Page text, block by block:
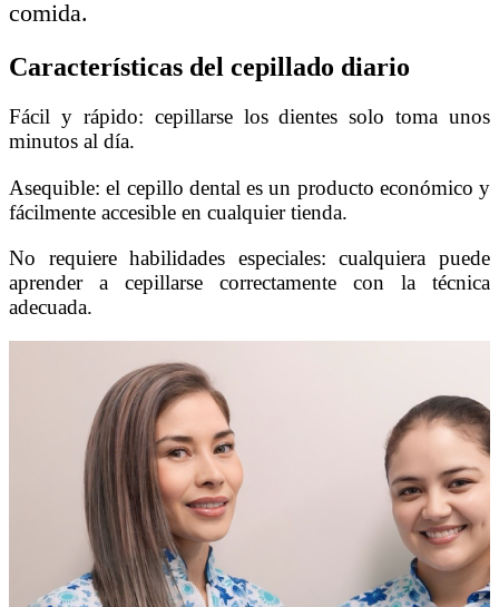
comida.
Características del cepillado diario
Fácil y rápido: cepillarse los dientes solo toma unos
minutos al día.
Asequible: el cepillo dental es un producto económico y
fácilmente accesible en cualquier tienda.
No requiere habilidades especiales: cualquiera puede
aprender a cepillarse correctamente con la técnica
adecuada.